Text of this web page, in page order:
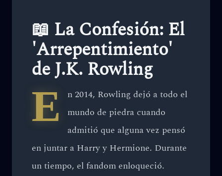
📖 La Confesión: El
'Arrepentimiento'
de J.K. Rowling
E
n 2014, Rowling dejó a todo el
mundo de piedra cuando
admitió que alguna vez pensó
en juntar a Harry y Hermione. Durante
un tiempo, el fandom enloqueció.